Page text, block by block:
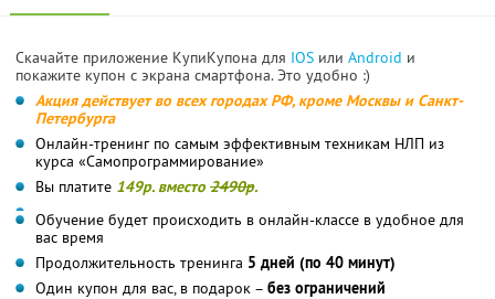
Скачайте приложение КупиКупона для IOS или Android и
покажите купон с экрана смартфона. Это удобно :)
Акция действует во всех городах РФ, кроме Москвы и Санкт-
Петербурга
Онлайн-тренинг по самым эффективным техникам НЛП из
курса «Самопрограммирование»
Вы платите 149р. вместо 2490р.
Обучение будет происходить в онлайн-классе в удобное для
вас время
Продолжительность тренинга 5 дней (по 40 минут)
Один купон для вас, в подарок – без ограничений